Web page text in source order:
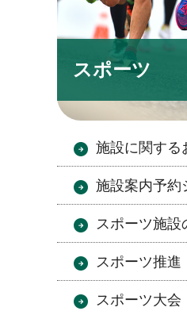
スポーツ
施設に関する
施設案内予約
スポーツ施設
スポーツ推進
スポーツ大会